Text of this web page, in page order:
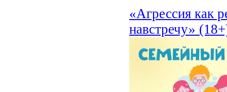
«Агрессия как
навстречу»